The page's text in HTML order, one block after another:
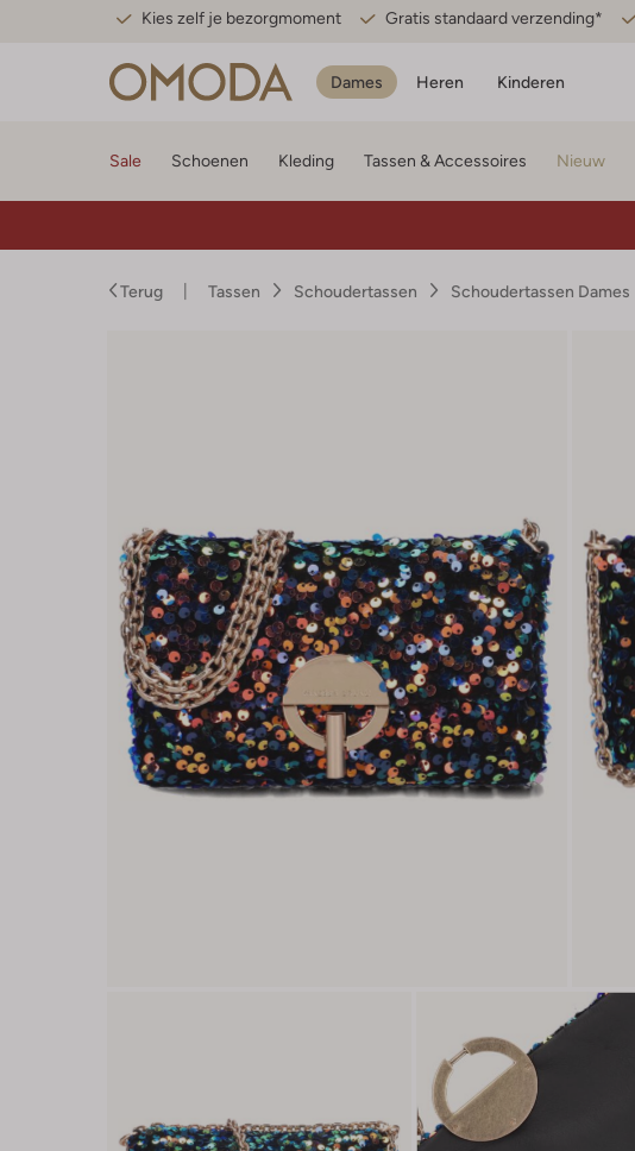
Kies zelf je bezorgmoment Gratis standaard verzending*
Dames Heren Kinderen
Sale Schoenen Kleding Tassen & Accessoires Nieuw
Terug Tassen Schoudertassen Schoudertassen Dames